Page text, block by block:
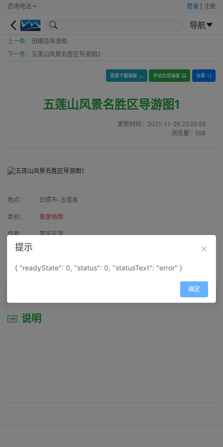
咨询电话 登录 注册
导航
上一条：
田横岛导游图
下一条： 五莲山风景名胜区导游图2
直接下载海报 手动生成海报 分享
五莲山风景名胜区导游图1
更新时间： 2021-11-26 22:25:59
浏览量： 598
地点： 日照市-五莲县
类别： 旅游地图
作者： 寰宇天涯
来源：
属性： 地图属性： 地图类型-景区导游图
说明
提示
{ "readyState": 0, "status": 0, "statusText": "error" }
确定